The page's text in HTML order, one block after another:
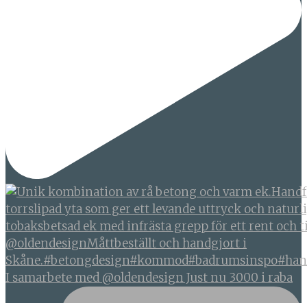
I samarbete med @oldendesign Just nu 3000 i raba